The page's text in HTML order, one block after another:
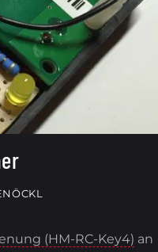
(HM-RC-Key4) an